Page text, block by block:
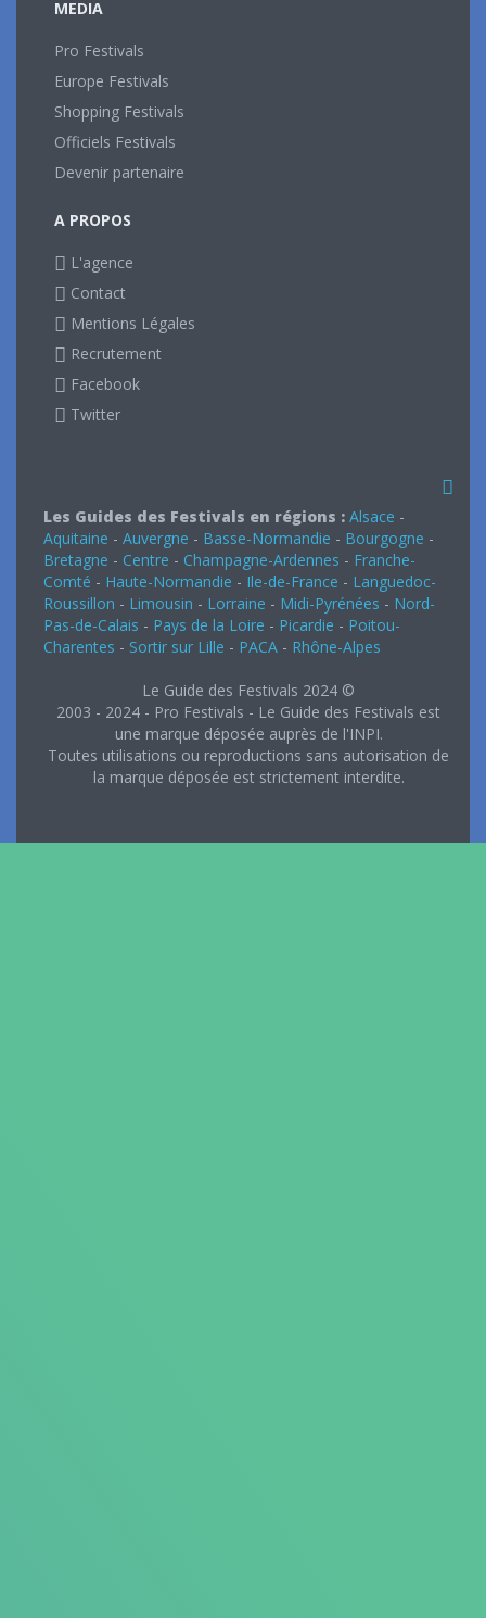
MEDIA
Pro Festivals
Europe Festivals
Shopping Festivals
Officiels Festivals
Devenir partenaire
A PROPOS
L'agence
Contact
Mentions Légales
Recrutement
Facebook
Twitter
Les Guides des Festivals en régions : Alsace -
Aquitaine - Auvergne - Basse-Normandie - Bourgogne -
Bretagne - Centre - Champagne-Ardennes - Franche-
Comté - Haute-Normandie - Ile-de-France - Languedoc-
Roussillon - Limousin - Lorraine - Midi-Pyrénées - Nord-
Pas-de-Calais - Pays de la Loire - Picardie - Poitou-
Charentes - Sortir sur Lille - PACA - Rhône-Alpes
Le Guide des Festivals 2024 ©
2003 - 2024 - Pro Festivals - Le Guide des Festivals est
une marque déposée auprès de l'INPI.
Toutes utilisations ou reproductions sans autorisation de
la marque déposée est strictement interdite.